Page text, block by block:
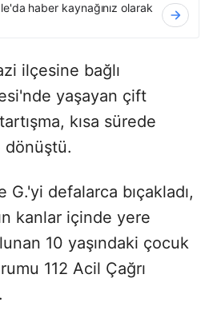
haber kaynağınız olarak
ilçesine bağlı
yaşayan çift
kısa sürede
defalarca bıçakladı,
kanlar içinde yere
10 yaşındaki çocuk
112 Acil Çağrı